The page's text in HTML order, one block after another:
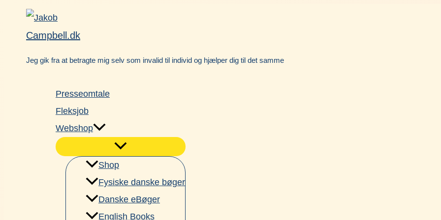
Campbell.dk
Jeg gik fra at betragte mig selv som invalid til individ og hjælper dig til det samme
Presseomtale
Fleksjob
Webshop
Shop
Fysiske danske bøger
Danske eBøger
English Books